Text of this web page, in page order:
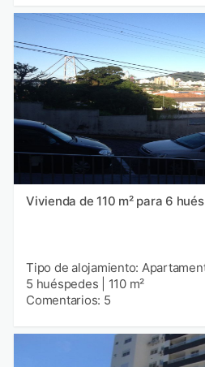
Vivienda de 110 m² para 6
Tipo de alojamiento:
5 huéspedes
110 m²
Comentarios: 5